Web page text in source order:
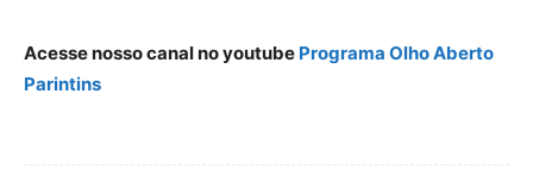
Acesse nosso canal no youtube Programa Olho Aberto
Parintins